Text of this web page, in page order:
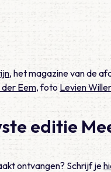
, het magazine van de
Eem,foto Levien
editie
ontvangen? Schrijf je